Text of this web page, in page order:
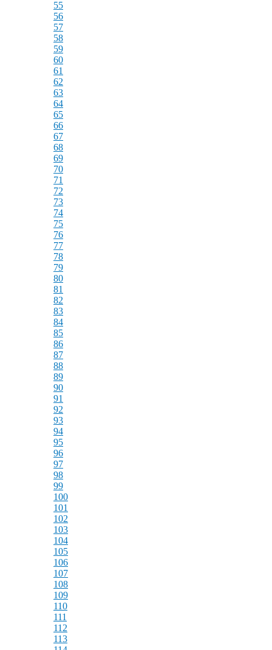
55
56
57
58
59
60
61
62
63
64
65
66
67
68
69
70
71
72
73
74
75
76
77
78
79
80
81
82
83
84
85
86
87
88
89
90
91
92
93
94
95
96
97
98
99
100
101
102
103
104
105
106
107
108
109
110
111
112
113